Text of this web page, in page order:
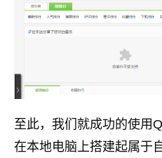
至此，我们就成功的使用
在本地电脑上搭建起属于